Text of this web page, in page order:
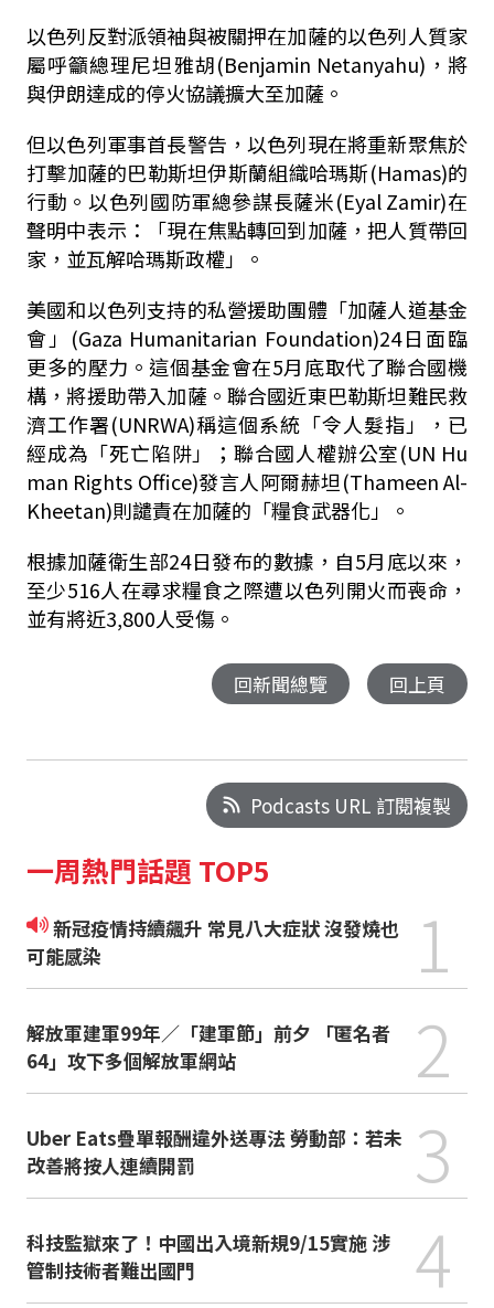
以色列反對派領袖與被關押在加薩的以色列人質家
屬呼籲總理尼坦雅胡(Benjamin Netanyahu)，將
與伊朗達成的停火協議擴大至加薩。
但以色列軍事首長警告，以色列現在將重新聚焦於
打擊加薩的巴勒斯坦伊斯蘭組織哈瑪斯(Hamas)的
行動。以色列國防軍總參謀長薩米(Eyal Zamir)在
聲明中表示：「現在焦點轉回到加薩，把人質帶回
家，並瓦解哈瑪斯政權」。
美國和以色列支持的私營援助團體「加薩人道基金
會」(Gaza Humanitarian Foundation)24日面臨
更多的壓力。這個基金會在5月底取代了聯合國機
構，將援助帶入加薩。聯合國近東巴勒斯坦難民救
濟工作署(UNRWA)稱這個系統「令人髮指」，已
經成為「死亡陷阱」；聯合國人權辦公室(UN Hu
man Rights Office)發言人阿爾赫坦(Thameen Al-
Kheetan)則譴責在加薩的「糧食武器化」。
根據加薩衛生部24日發布的數據，自5月底以來，
至少516人在尋求糧食之際遭以色列開火而喪命，
並有將近3,800人受傷。
回新聞總覽 回上頁
Podcasts URL 訂閱複製
一周熱門話題 TOP5
新冠疫情持續飆升 常見八大症狀 沒發燒也
可能感染
1
解放軍建軍99年／「建軍節」前夕 「匿名者
64」攻下多個解放軍網站
2
Uber Eats疊單報酬違外送專法 勞動部：若未
改善將按人連續開罰
3
科技監獄來了！中國出入境新規9/15實施 涉
管制技術者難出國門
4